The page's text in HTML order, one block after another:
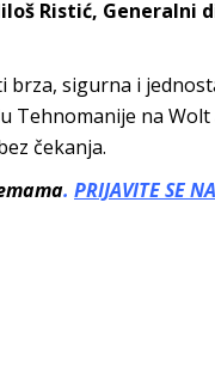
Ristić, Generalni
sigurna i
Tehnomanije na Wolt
čekanja.
. PRIJAVITE SE